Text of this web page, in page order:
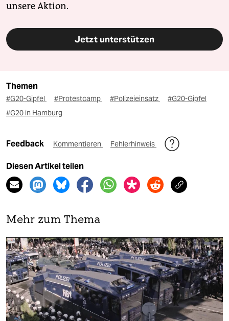
unsere Aktion.
Jetzt unterstützen
Themen
#G20-Gipfel #Protestcamp #Polizeieinsatz
#G20-Gipfel
#G20 in Hamburg
Feedback Kommentieren Fehlerhinweis
Diesen Artikel teilen
Mehr zum Thema